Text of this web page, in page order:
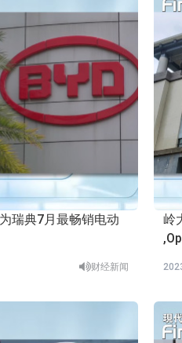
瑞典7月最畅销电动
财经新闻
岭